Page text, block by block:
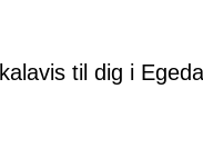
til dig i Egedal